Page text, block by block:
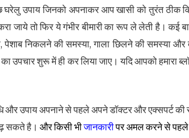
उपाय जिनको अपनाकर आप खासी को तुरंत ठीक
जाये तो फिर ये गंभीर बीमारी का रूप ले लेती है। कई
पेशाब निकलने की समस्या, गाला छिलने की समस्या और
उपचार शुरू में ही कर लिया जाए। यदि आपको हमारा
और उपाय अपनाने से पहले अपने डॉक्टर और एक्सपर्ट
सकते है। और किसी भीजानकारीपर अमल करने से पहले